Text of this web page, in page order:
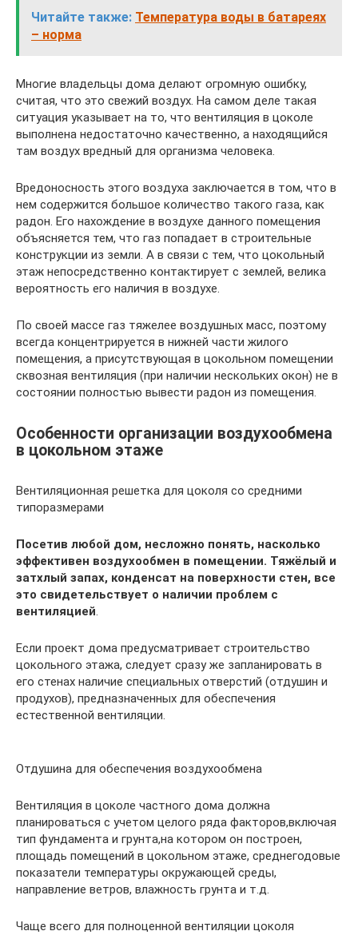
Читайте также: Температура воды в батареях
– норма
Многие владельцы дома делают огромную ошибку,
считая, что это свежий воздух. На самом деле такая
ситуация указывает на то, что вентиляция в цоколе
выполнена недостаточно качественно, а находящийся
там воздух вредный для организма человека.
Вредоносность этого воздуха заключается в том, что в
нем содержится большое количество такого газа, как
радон. Его нахождение в воздухе данного помещения
объясняется тем, что газ попадает в строительные
конструкции из земли. А в связи с тем, что цокольный
этаж непосредственно контактирует с землей, велика
вероятность его наличия в воздухе.
По своей массе газ тяжелее воздушных масс, поэтому
всегда концентрируется в нижней части жилого
помещения, а присутствующая в цокольном помещении
сквозная вентиляция (при наличии нескольких окон) не в
состоянии полностью вывести радон из помещения.
Особенности организации воздухообмена
в цокольном этаже
Вентиляционная решетка для цоколя со средними
типоразмерами
Посетив любой дом, несложно понять, насколько
эффективен воздухообмен в помещении. Тяжёлый и
затхлый запах, конденсат на поверхности стен, все
это свидетельствует о наличии проблем с
вентиляцией.
Если проект дома предусматривает строительство
цокольного этажа, следует сразу же запланировать в
его стенах наличие специальных отверстий (отдушин и
продухов), предназначенных для обеспечения
естественной вентиляции.
Отдушина для обеспечения воздухообмена
Вентиляция в цоколе частного дома должна
планироваться с учетом целого ряда факторов,включая
тип фундамента и грунта,на котором он построен,
площадь помещений в цокольном этаже, среднегодовые
показатели температуры окружающей среды,
направление ветров, влажность грунта и т.д.
Чаще всего для полноценной вентиляции цоколя